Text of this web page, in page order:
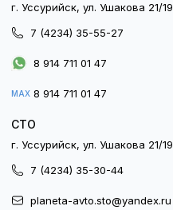
г. Уссурийск, ул. Ушакова 21/19
7 (4234) 35-55-27
8 914 711 01 47
MAX 8 914 711 01 47
СТО
г. Уссурийск, ул. Ушакова 21/19
7 (4234) 35-30-44
planeta-avto.sto@yandex.ru